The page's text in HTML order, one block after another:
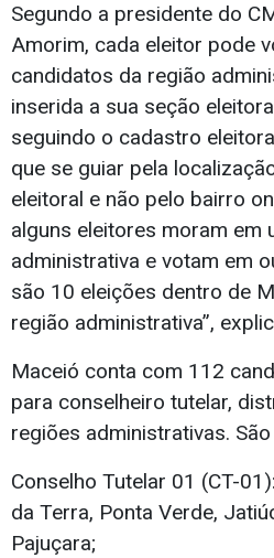
Segundo a presidente do
Amorim, cada eleitor pode
candidatos da região
inserida a sua seção
seguindo o cadastro
que se guiar pela
eleitoral e não pelo bairro
alguns eleitores moram em
administrativa e votam em
são 10 eleições dentro de
região administrativa”,
Maceió conta com 112
para conselheiro tutelar,
regiões administrativas. São
Conselho Tutelar 01 (CT-
da Terra, Ponta Verde,
Pajuçara;